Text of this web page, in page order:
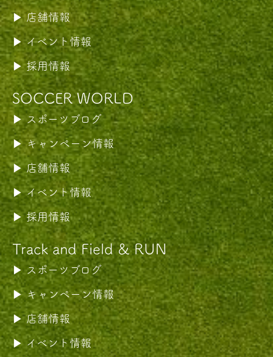
店舗情報
イベント情報
採用情報
SOCCER WORLD
スポーツブログ
キャンペーン情報
店舗情報
イベント情報
採用情報
Track and Field & RUN
スポーツブログ
キャンペーン情報
店舗情報
イベント情報